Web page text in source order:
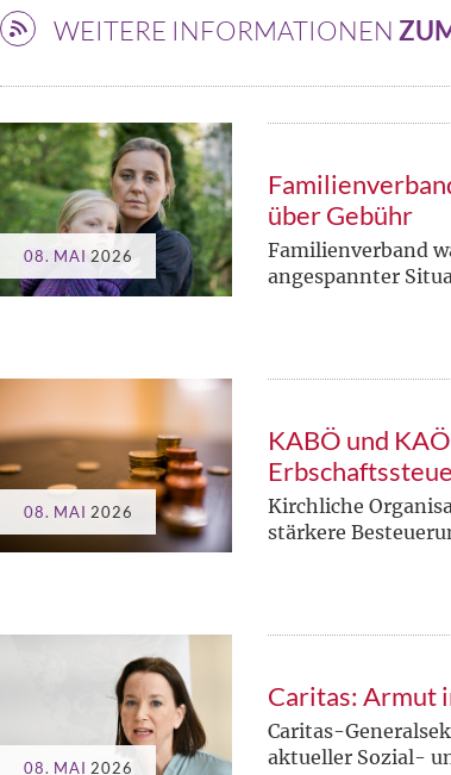
WEITERE INFORMATIONEN
08. MAI 2026
über Gebühr
Familienverband
angespannter
08. MAI 2026
KABÖ und
Kirchliche
stärkere
08. MAI 2026
Caritas: Armut
Caritas-
aktueller Sozial-